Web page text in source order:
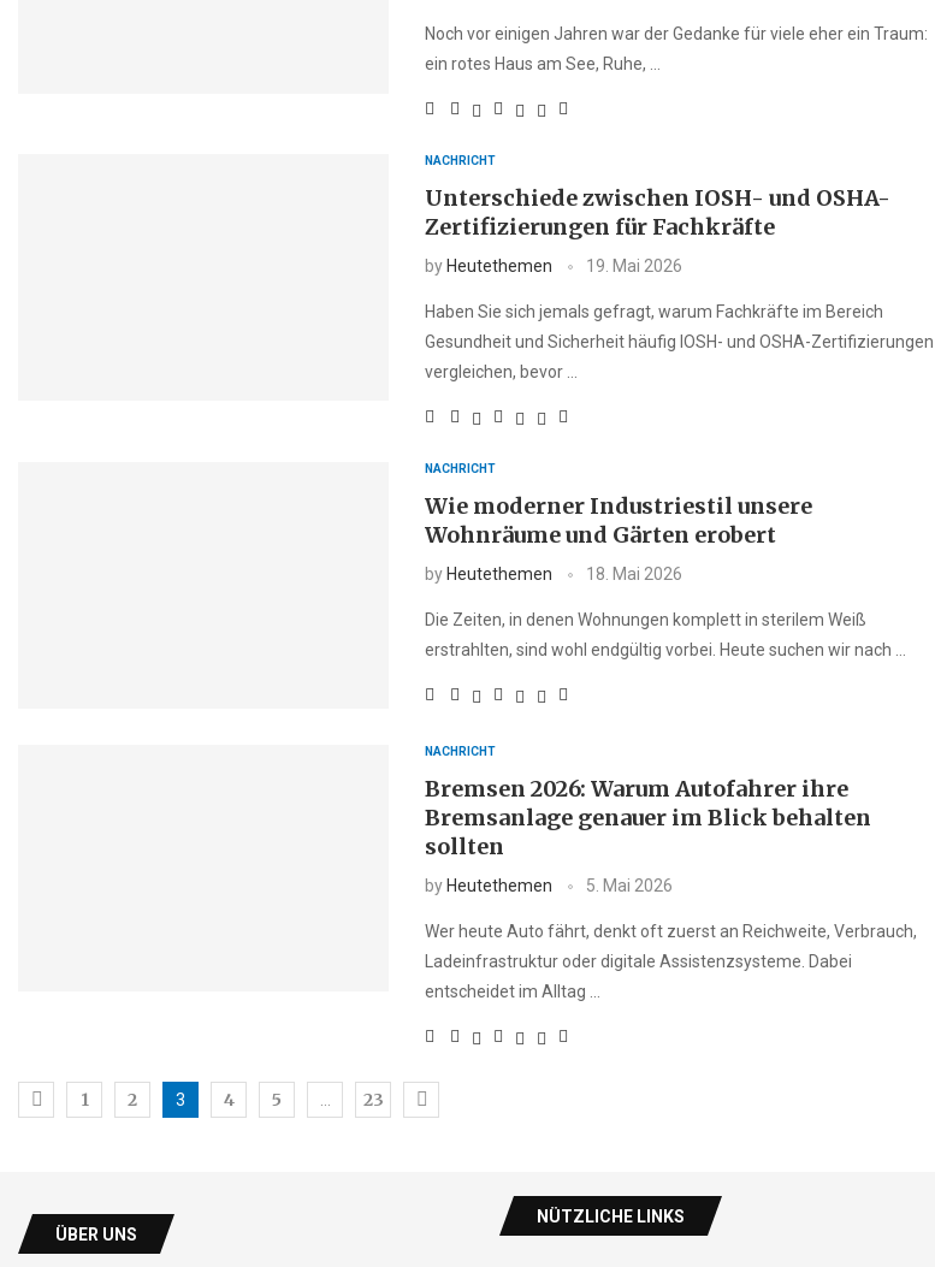
Noch vor einigen Jahren war der Gedanke für viele eher ein Traum:
ein rotes Haus am See, Ruhe, …
NACHRICHT
Unterschiede zwischen IOSH- und OSHA-
Zertifizierungen für Fachkräfte
by Heutethemen 19. Mai 2026
Haben Sie sich jemals gefragt, warum Fachkräfte im Bereich
Gesundheit und Sicherheit häufig IOSH- und OSHA-Zertifizierungen
vergleichen, bevor …
NACHRICHT
Wie moderner Industriestil unsere
Wohnräume und Gärten erobert
by Heutethemen 18. Mai 2026
Die Zeiten, in denen Wohnungen komplett in sterilem Weiß
erstrahlten, sind wohl endgültig vorbei. Heute suchen wir nach …
NACHRICHT
Bremsen 2026: Warum Autofahrer ihre
Bremsanlage genauer im Blick behalten
sollten
by Heutethemen 5. Mai 2026
Wer heute Auto fährt, denkt oft zuerst an Reichweite, Verbrauch,
Ladeinfrastruktur oder digitale Assistenzsysteme. Dabei
entscheidet im Alltag …
1 2 3 4 5 23
ÜBER UNS
NÜTZLICHE LINKS